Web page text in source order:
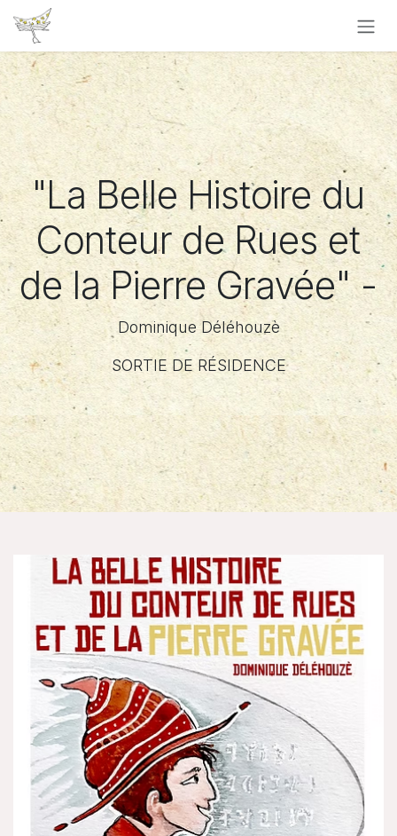
Se rendre au contenu
"La Belle Histoire du
Conteur de Rues et
de la Pierre Gravée" -
Dominique Déléhouzè
SORTIE DE RÉSIDENCE